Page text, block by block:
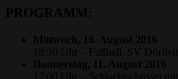
PROGRAMM:
Mittwoch, 10. August 2016
18:30 Uhr – Fußball, SV
Donnerstag, 11. August 2016
17:00 Uhr – Schlachtschüssel